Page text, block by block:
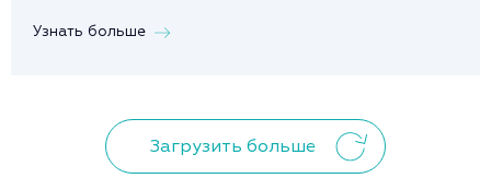
Узнать больше
Загрузить больше